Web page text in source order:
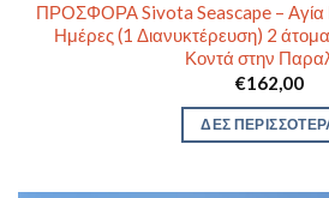
ΠΡΟΣΦΟΡΑ Sivota Seascape – Αγία
Ημέρες (1 Διανυκτέρευση) 2
Κοντά στην
€162,00
ΔΕΣ